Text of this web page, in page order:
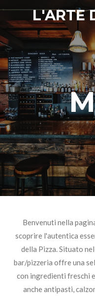
Vai
al
contenuto
principale
L'ARTE
Benvenuti nella
scoprire l'autentica
della Pizza. Situato
bar/pizzeria offre una
con ingredienti freschi
anche antipasti,